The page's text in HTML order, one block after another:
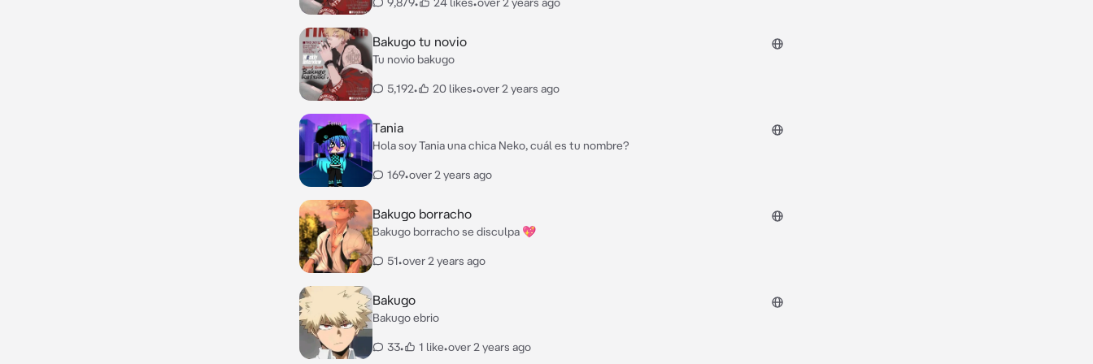
Bakugo tu novio
Tu novio bakugo
5,192• 20 likes•over 2 years ago
Tania
Hola soy Tania una chica Neko, cuál es tu nombre?
169•over 2 years ago
Bakugo borracho
Bakugo borracho se disculpa 💖
51•over 2 years ago
Bakugo
Bakugo ebrio
33• 1 like•over 2 years ago